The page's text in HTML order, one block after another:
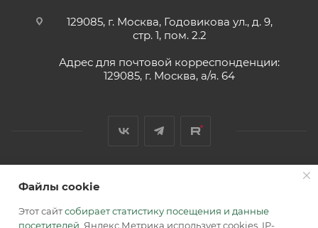
129085, г. Москва, Годовикова ул., д. 9,
стр. 1, пом. 2.2
Адрес для почтовой корреспонденции:
129085, г. Москва, а/я. 64
2026 © Обращаем Ваше внимание на то, что вся
информационный характер и не является публичной
Файлы cookie
Этот сайтсобирает статистику посещения и данные
посетителей . Яндекс Метрика использует cookies, IP-